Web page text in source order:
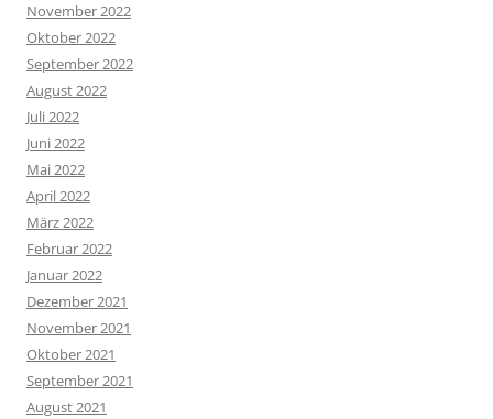
November 2022
Oktober 2022
September 2022
August 2022
Juli 2022
Juni 2022
Mai 2022
April 2022
März 2022
Februar 2022
Januar 2022
Dezember 2021
November 2021
Oktober 2021
September 2021
August 2021